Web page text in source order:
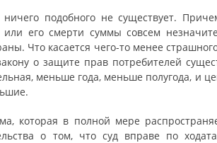
ничего подобного не существует.
или его смерти суммы совсем
Что касается чего-то менее
о защите прав потребителей
меньше года, меньше полугода, и
которая в полной мере
о том, что суд вправе по